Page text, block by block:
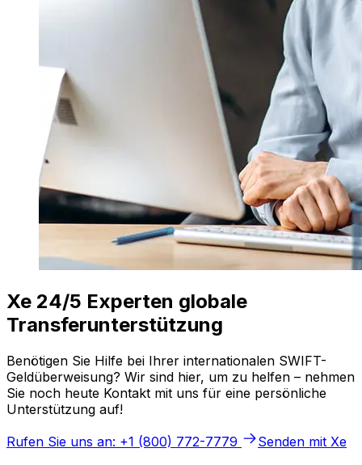
Xe 24/5 Experten globale
Transferunterstützung
Benötigen Sie Hilfe bei Ihrer internationalen SWIFT-
Geldüberweisung? Wir sind hier, um zu helfen – nehmen
Sie noch heute Kontakt mit uns für eine persönliche
Unterstützung auf!
Rufen Sie uns an: +1 (800) 772-7779
Senden mit Xe